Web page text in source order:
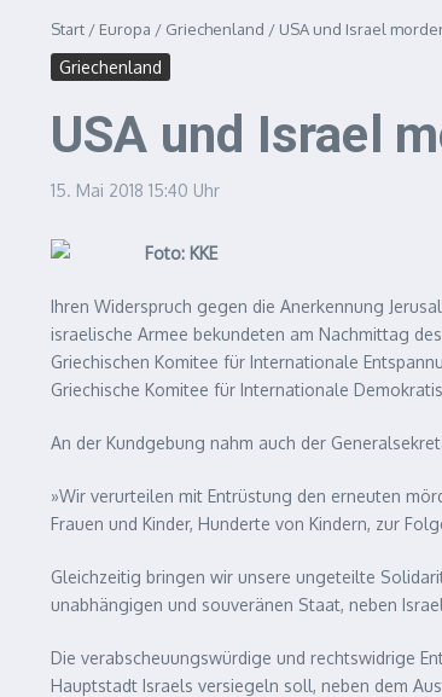
Start / Europa / Griechenland / USA und Israel
Griechenland
USA und Israel
15. Mai 2018 15:40 Uhr
Ihren Widerspruch gegen die Anerkennung
israelische Armee bekundeten am Nachmittag
Griechischen Komitee für Internationale
Griechische Komitee für Internationale
An der Kundgebung nahm auch der
»Wir verurteilen mit Entrüstung den erneuten
Frauen und Kinder, Hunderte von Kindern, zur
Gleichzeitig bringen wir unsere ungeteilte
unabhängigen und souveränen Staat, neben
Die verabscheuungswürdige und rechtswidrige
Hauptstadt Israels versiegeln soll, neben dem